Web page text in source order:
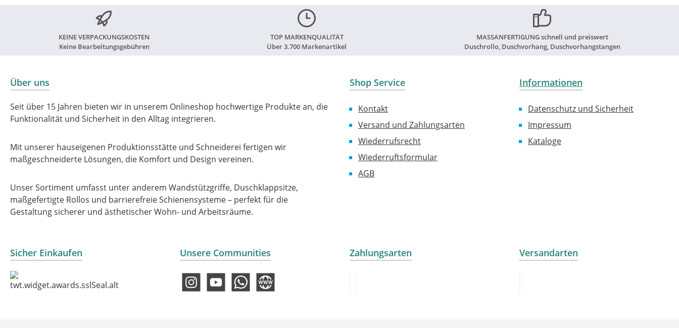
KEINE VERPACKUNGSKOSTEN
Keine Bearbeitungsgebühren
TOP MARKENQUALITÄT
Über 3.700 Markenartikel
MASSANFERTIGUNG schnell und preiswert
Duschrollo, Duschvorhang, Duschvorhangstangen
Über uns
Seit über 15 Jahren bieten wir in unserem Onlineshop hochwertige Produkte an, die
Funktionalität und Sicherheit in den Alltag integrieren.
Mit unserer hauseigenen Produktionsstätte und Schneiderei fertigen wir
maßgeschneiderte Lösungen, die Komfort und Design vereinen.
Unser Sortiment umfasst unter anderem Wandstützgriffe, Duschklappsitze,
maßgefertigte Rollos und barrierefreie Schienensysteme – perfekt für die
Gestaltung sicherer und ästhetischer Wohn- und Arbeitsräume.
Shop Service
Kontakt
Versand und Zahlungsarten
Wiederrufsrecht
Wiederruftsformular
AGB
Informationen
Datenschutz und Sicherheit
Impressum
Kataloge
Sicher Einkaufen Unsere Communities
InstagramYouTubeWhatsAppWebsite
Zahlungsarten Versandarten